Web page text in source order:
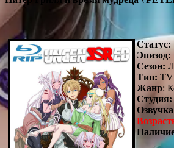
Статус:
Эпизод:
Сезон:
Тип: TV
Жанр:
Студия: